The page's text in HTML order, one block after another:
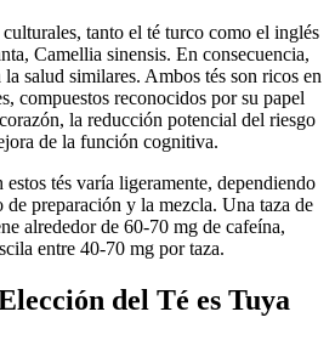
tanto el té turco como el inglés
Camellia sinensis. En consecuencia,
salud similares. Ambos tés son ricos en
compuestos reconocidos por su papel
la reducción potencial del riesgo
de la función cognitiva.
tés varía ligeramente, dependiendo
preparación y la mezcla. Una taza de
alrededor de 60-70 mg de cafeína,
entre 40-70 mg por taza.
del Té es Tuya